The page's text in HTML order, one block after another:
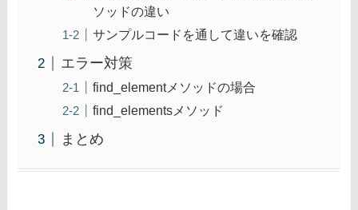
ソッドの違い
サンプルコードを通して違いを確認
エラー対策
find_elementメソッドの場合
find_elementsメソッド
まとめ